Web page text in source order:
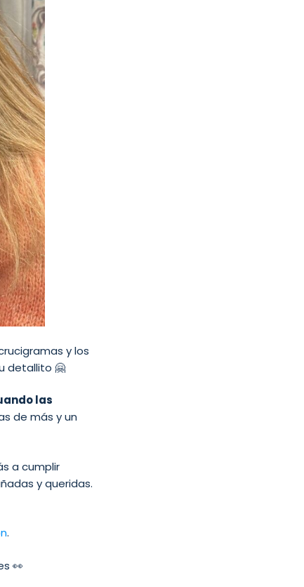
y los
detallito 🤗
las
de más y un
a cumplir
y queridas.
.
👀